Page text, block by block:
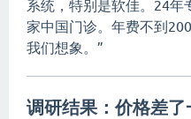
系统，特别是软佳。24年
家中国门诊。年费不到
我们想象。”
调研结果：价格差